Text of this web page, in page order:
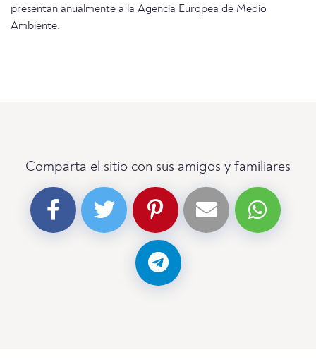
presentan anualmente a la Agencia Europea de Medio
Ambiente.
Comparta el sitio con sus amigos y familiares